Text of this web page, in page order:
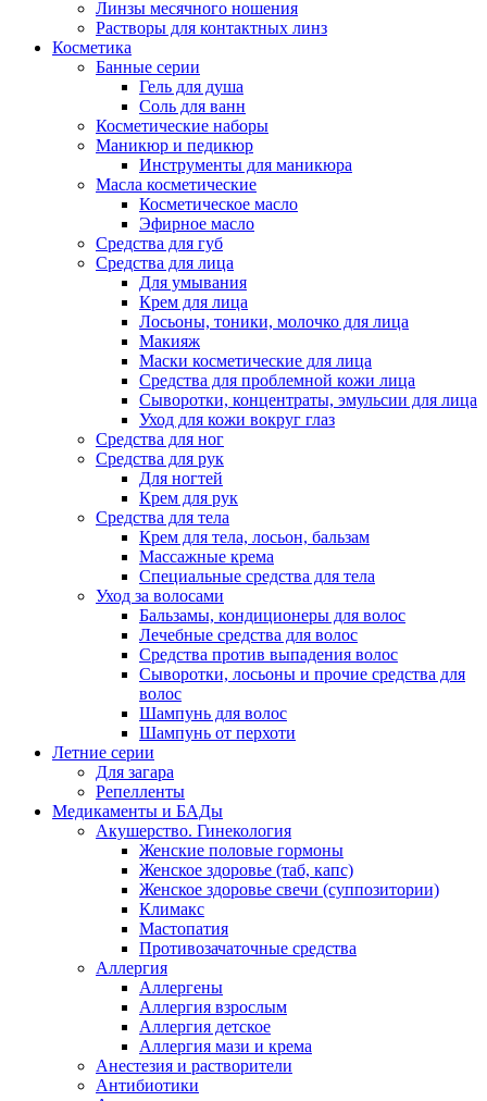
Линзы месячного ношения
Растворы для контактных линз
Косметика
Банные серии
Гель для душа
Соль для ванн
Косметические наборы
Маникюр и педикюр
Инструменты для маникюра
Масла косметические
Косметическое масло
Эфирное масло
Средства для губ
Средства для лица
Для умывания
Крем для лица
Лосьоны, тоники, молочко для лица
Макияж
Маски косметические для лица
Средства для проблемной кожи лица
Сыворотки, концентраты, эмульсии для лица
Уход для кожи вокруг глаз
Средства для ног
Средства для рук
Для ногтей
Крем для рук
Средства для тела
Крем для тела, лосьон, бальзам
Массажные крема
Специальные средства для тела
Уход за волосами
Бальзамы, кондиционеры для волос
Лечебные средства для волос
Средства против выпадения волос
Сыворотки, лосьоны и прочие средства для
волос
Шампунь для волос
Шампунь от перхоти
Летние серии
Для загара
Репелленты
Медикаменты и БАДы
Акушерство. Гинекология
Женские половые гормоны
Женское здоровье (таб, капс)
Женское здоровье свечи (суппозитории)
Климакс
Мастопатия
Противозачаточные средства
Аллергия
Аллергены
Аллергия взрослым
Аллергия детское
Аллергия мази и крема
Анестезия и растворители
Антибиотики